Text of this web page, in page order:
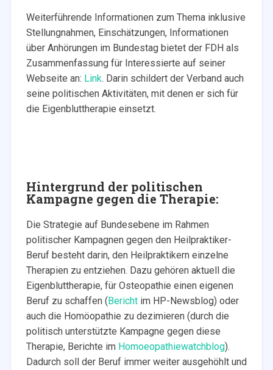
Weiterführende Informationen zum Thema inklusive
Stellungnahmen, Einschätzungen, Informationen
über Anhörungen im Bundestag bietet der FDH als
Zusammenfassung für Interessierte auf seiner
Webseite an: Link. Darin schildert der Verband auch
seine politischen Aktivitäten, mit denen er sich für
die Eigenbluttherapie einsetzt.
Hintergrund der politischen
Kampagne gegen die Therapie:
Die Strategie auf Bundesebene im Rahmen
politischer Kampagnen gegen den Heilpraktiker-
Beruf besteht darin, den Heilpraktikern einzelne
Therapien zu entziehen. Dazu gehören aktuell die
Eigenbluttherapie, für Osteopathie einen eigenen
Beruf zu schaffen (Berichtim HP-Newsblog) oder
auch die Homöopathie zu dezimieren (durch die
politisch unterstützte Kampagne gegen diese
Therapie, Berichte im Homoeopathiewatchblog).
Dadurch soll der Beruf immer weiter ausgehöhlt und